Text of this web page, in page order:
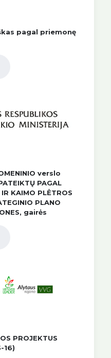
pagal priemonę
verslo
PAGAL
KAIMO PLĖTROS
PLANO
gairės
PROJEKTUS
16)